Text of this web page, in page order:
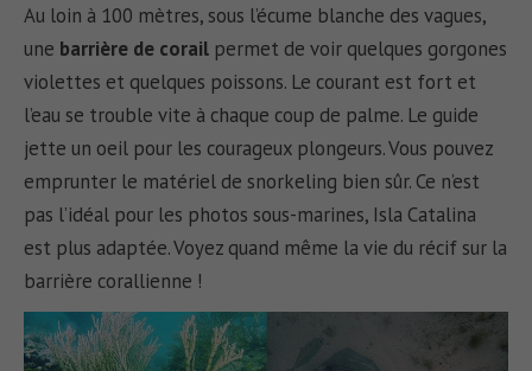
Au loin à 100 mètres, sous l’écume blanche des vagues,
une barrière de corail permet de voir quelques gorgones
violettes et quelques poissons. Le courant est fort et
l’eau se trouble vite à chaque coup de palme. Le guide
jette un oeil pour les courageux plongeurs. Vous pouvez
emprunter le matériel de snorkeling bien sûr. Ce n’est
pas l’idéal pour les photos sous-marines, Isla Catalina
est plus adaptée. Voyez quand même la vie du récif sur la
barrière corallienne !